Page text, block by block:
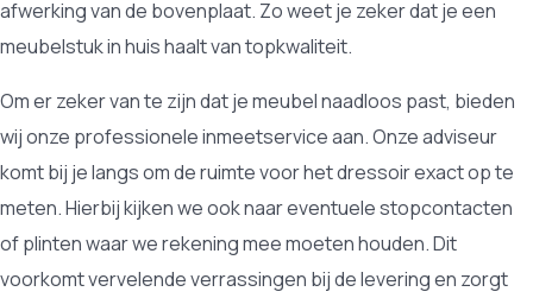
afwerking van de bovenplaat. Zo weet je zeker dat je een
meubelstuk in huis haalt van topkwaliteit.
Om er zeker van te zijn dat je meubel naadloos past, bieden
wij onze professionele inmeetservice aan. Onze adviseur
komt bij je langs om de ruimte voor het dressoir exact op te
meten. Hierbij kijken we ook naar eventuele stopcontacten
of plinten waar we rekening mee moeten houden. Dit
voorkomt vervelende verrassingen bij de levering en zorgt